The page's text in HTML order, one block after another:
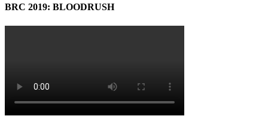
BRC 2019: BLOODRUSH